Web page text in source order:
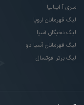
سری آ ایتالیا
لیگ قهرمانان اروپا
لیگ نخبگان آسیا
لیگ قهرمانان آسیا دو
لیگ برتر فوتسال